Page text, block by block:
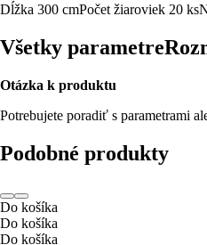
Dĺžka 300 cmPočet žiaroviek 20 ks
Všetky parametre
Otázka k produktu
Potrebujete poradiť s parametrami
Podobné produkty
Do košíka
Do košíka
Do košíka